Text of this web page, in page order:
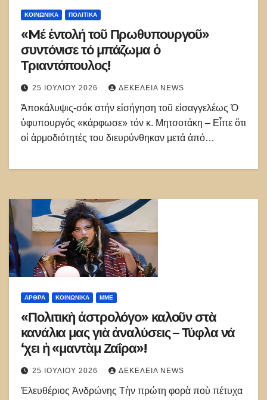
ΚΟΙΝΩΝΙΚΑ ΠΟΛΙΤΙΚΑ
«Mέ ἐντολή τοῦ Πρωθυπουργοῦ»
συντόνισε τό μπάζωμα ὁ
Τριαντόπουλος!
25 ΙΟΥΛΊΟΥ 2026 ΔΕΚΈΛΕΙΑ NEWS
Ἀποκάλυψις-σόκ στήν εἰσήγηση τοῦ εἰσαγγελέως Ὁ
ὑφυπουργός «κάρφωσε» τόν κ. Μητσοτάκη – Εἶπε ὅτι
οἱ ἁρμοδιότητές του διευρύνθηκαν μετά ἀπό…
ΑΡΘΡΑ ΚΟΙΝΩΝΙΚΑ ΜΜΕ
«Πολιτικὴ ἀστρολόγο» καλοῦν στὰ
κανάλια μας γιὰ ἀναλύσεις – Τύφλα νά
‘χει ἡ «μαντὰμ Ζαΐρα»!
25 ΙΟΥΛΊΟΥ 2026 ΔΕΚΈΛΕΙΑ NEWS
Ἐλευθέριος Ἀνδρώνης Τὴν πρώτη φορὰ ποὺ πέτυχα